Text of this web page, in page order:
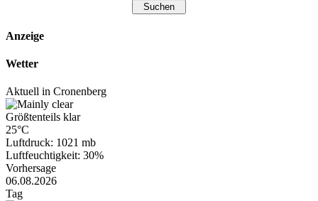
Anzeige
Wetter
Aktuell in Cronenberg
Größtenteils klar
25°C
Luftdruck: 1021 mb
Luftfeuchtigkeit: 30%
Vorhersage
06.08.2026
Tag